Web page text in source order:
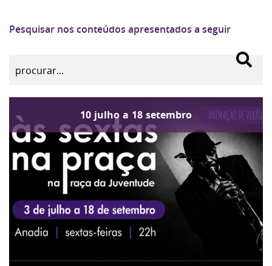
Pesquisar nos conteúdos apresentados a seguir
10 julho a 18 setembro